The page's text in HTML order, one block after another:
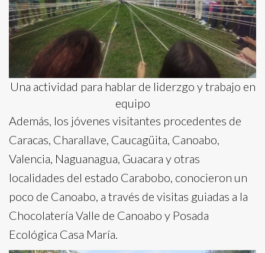
Una actividad para hablar de liderzgo y trabajo en
equipo
Además, los jóvenes visitantes procedentes de
Caracas, Charallave, Caucagüita, Canoabo,
Valencia, Naguanagua, Guacara y otras
localidades del estado Carabobo, conocieron un
poco de Canoabo, a través de visitas guiadas a la
Chocolatería Valle de Canoabo y Posada
Ecológica Casa María.